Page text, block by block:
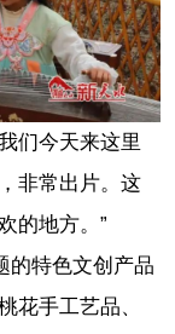
今天来这里
非常出片。这
的地方。”
特色文创产品
花手工艺品、